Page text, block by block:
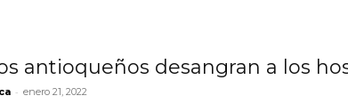
antioqueños desangran a los
- enero 21, 2022